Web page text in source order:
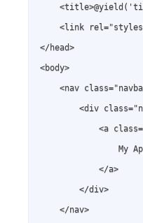
<link
</head>
<body>
<nav
<div
<a
My
            </a>
        </div>
    </nav>